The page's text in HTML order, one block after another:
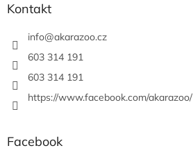
Kontakt
info@akarazoo.cz
603 314 191
603 314 191
https://www.facebook.com/akarazoo/
Facebook